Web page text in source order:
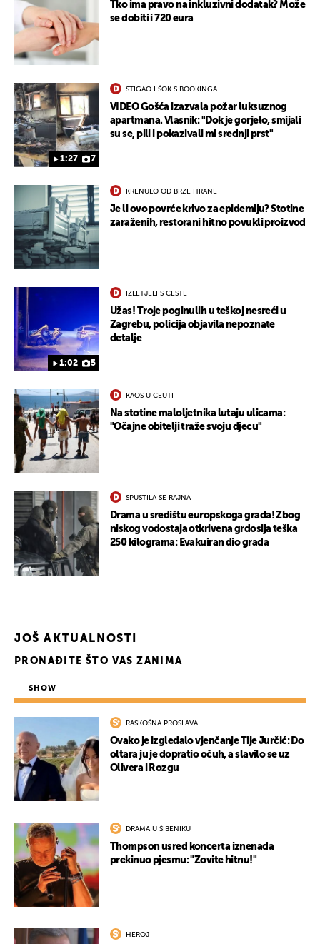
Tko ima pravo na inkluzivni dodatak? Može
se dobiti i 720 eura
1:27 7
STIGAO I ŠOK S BOOKINGA
VIDEO Gošća izazvala požar luksuznog
apartmana. Vlasnik: "Dok je gorjelo, smijali
su se, pili i pokazivali mi srednji prst"
KRENULO OD BRZE HRANE
Je li ovo povrće krivo za epidemiju? Stotine
zaraženih, restorani hitno povukli proizvod
1:02 5
IZLETJELI S CESTE
Užas! Troje poginulih u teškoj nesreći u
Zagrebu, policija objavila nepoznate
detalje
KAOS U CEUTI
Na stotine maloljetnika lutaju ulicama:
"Očajne obitelji traže svoju djecu"
SPUSTILA SE RAJNA
Drama u središtu europskoga grada! Zbog
niskog vodostaja otkrivena grdosija teška
250 kilograma: Evakuiran dio grada
JOŠ AKTUALNOSTI
PRONAĐITE ŠTO VAS ZANIMA
SHOW
RASKOŠNA PROSLAVA
Ovako je izgledalo vjenčanje Tije Jurčić: Do
oltara ju je dopratio očuh, a slavilo se uz
Olivera i Rozgu
DRAMA U ŠIBENIKU
Thompson usred koncerta iznenada
prekinuo pjesmu: "Zovite hitnu!"
HEROJ
UKLJUČITE NOTIFIKACIJE